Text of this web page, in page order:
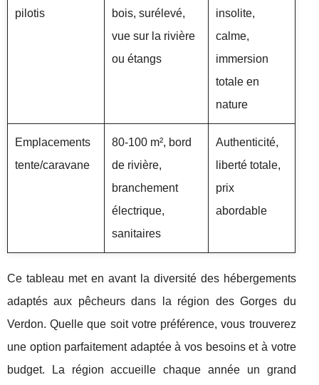
pilotis
bois, surélevé,
vue sur la rivière
ou étangs
insolite,
calme,
immersion
totale en
nature
Emplacements
tente/caravane
80-100 m², bord
de rivière,
branchement
électrique,
sanitaires
Authenticité,
liberté totale,
prix
abordable
Ce tableau met en avant la diversité des hébergements
adaptés aux pêcheurs dans la région des Gorges du
Verdon. Quelle que soit votre préférence, vous trouverez
une option parfaitement adaptée à vos besoins et à votre
budget. La région accueille chaque année un grand